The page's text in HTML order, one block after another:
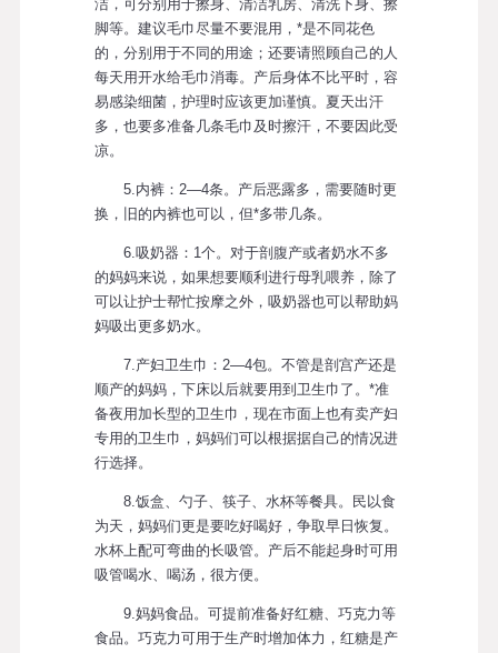
洁，可分别用于擦身、清洁乳房、清洗下身、擦
脚等。建议毛巾尽量不要混用，*是不同花色
的，分别用于不同的用途；还要请照顾自己的人
每天用开水给毛巾消毒。产后身体不比平时，容
易感染细菌，护理时应该更加谨慎。夏天出汗
多，也要多准备几条毛巾及时擦汗，不要因此受
凉。
5.内裤：2—4条。产后恶露多，需要随时更
换，旧的内裤也可以，但*多带几条。
6.吸奶器：1个。对于剖腹产或者奶水不多
的妈妈来说，如果想要顺利进行母乳喂养，除了
可以让护士帮忙按摩之外，吸奶器也可以帮助妈
妈吸出更多奶水。
7.产妇卫生巾：2—4包。不管是剖宫产还是
顺产的妈妈，下床以后就要用到卫生巾了。*准
备夜用加长型的卫生巾，现在市面上也有卖产妇
专用的卫生巾，妈妈们可以根据据自己的情况进
行选择。
8.饭盒、勺子、筷子、水杯等餐具。民以食
为天，妈妈们更是要吃好喝好，争取早日恢复。
水杯上配可弯曲的长吸管。产后不能起身时可用
吸管喝水、喝汤，很方便。
9.妈妈食品。可提前准备好红糖、巧克力等
食品。巧克力可用于生产时增加体力，红糖是产